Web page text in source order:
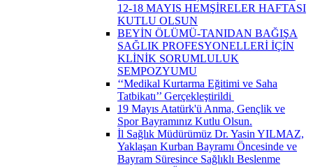
12-18 MAYIS HEMŞİRELER HAFTASI
KUTLU OLSUN
BEYİN ÖLÜMÜ-TANIDAN BAĞIŞA
SAĞLIK PROFESYONELLERİ İÇİN
KLİNİK SORUMLULUK
SEMPOZYUMU
‘‘Medikal Kurtarma Eğitimi ve Saha
Tatbikatı’’ Gerçekleştirildi ​
19 Mayıs Atatürk'ü Anma, Gençlik ve
Spor Bayramınız Kutlu Olsun.
İl Sağlık Müdürümüz Dr. Yasin YILMAZ,
Yaklaşan Kurban Bayramı Öncesinde ve
Bayram Süresince Sağlıklı Beslenme